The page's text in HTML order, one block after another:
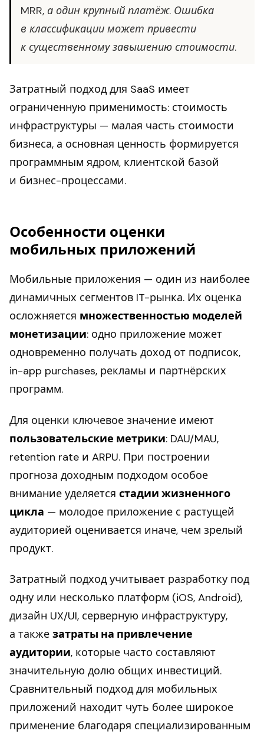
MRR, а один крупный платёж. Ошибка
в классификации может привести
к существенному завышению стоимости.
Затратный подход для SaaS имеет
ограниченную применимость: стоимость
инфраструктуры — малая часть стоимости
бизнеса, а основная ценность формируется
программным ядром, клиентской базой
и бизнес-процессами.
Особенности оценки
мобильных приложений
Мобильные приложения — один из наиболее
динамичных сегментов IT-рынка. Их оценка
осложняется множественностью моделей
монетизации: одно приложение может
одновременно получать доход от подписок,
in-app purchases, рекламы и партнёрских
программ.
Для оценки ключевое значение имеют
пользовательские метрики: DAU/MAU,
retention rate и ARPU. При построении
прогноза доходным подходом особое
внимание уделяется стадии жизненного
цикла — молодое приложение с растущей
аудиторией оценивается иначе, чем зрелый
продукт.
Затратный подход учитывает разработку под
одну или несколько платформ (iOS, Android),
дизайн UX/UI, серверную инфраструктуру,
а также затраты на привлечение
аудитории, которые часто составляют
значительную долю общих инвестиций.
Сравнительный подход для мобильных
приложений находит чуть более широкое
применение благодаря специализированным